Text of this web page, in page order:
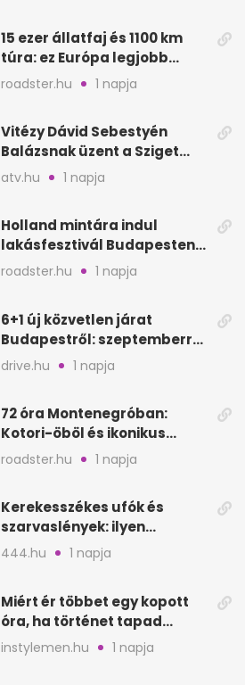
15 ezer állatfaj és 1100 km
túra: ez Európa legjobb
nemzeti parkja
roadster.hu 1 napja
Vitézy Dávid Sebestyén
Balázsnak üzent a Sziget
után: Dj Oti megmozgatta a
atv.hu 1 napja
Holland mintára indul
lakásfesztivál Budapesten:
koncertek egy napig
roadster.hu 1 napja
6+1 új közvetlen járat
Budapestről: szeptemberre
is jó úti célok
drive.hu 1 napja
72 óra Montenegróban:
Kotori-öböl és ikonikus
tengerpart 3 nap alatt
roadster.hu 1 napja
Kerekesszékes ufók és
szarvaslények: ilyen
Spielberg új filmje
444.hu 1 napja
Miért ér többet egy kopott
óra, ha történet tapad
hozzá?
instylemen.hu 1 napja